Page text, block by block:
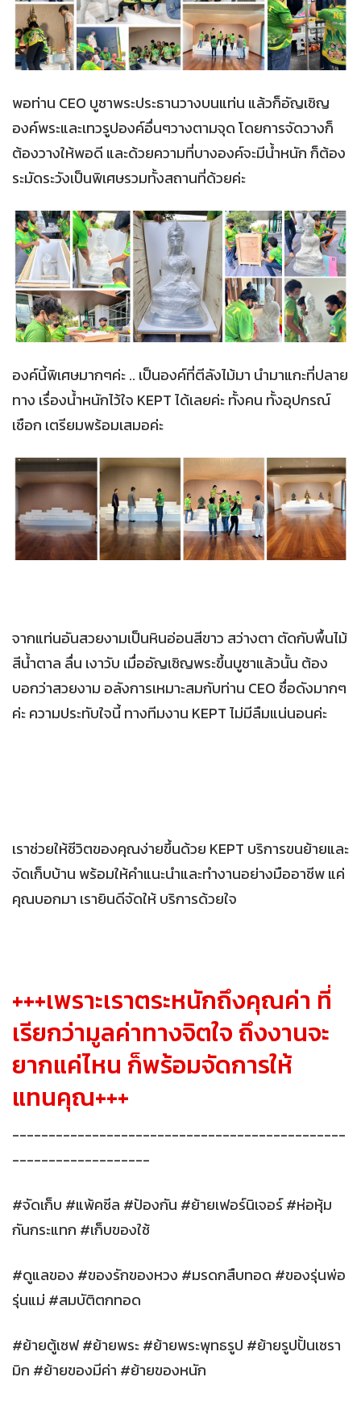
พอท่าน CEO บูชาพระประธานวางบนแท่น แล้วก็อัญเชิญ
องค์พระและเทวรูปองค์อื่นๆวางตามจุด โดยการจัดวางก็
ต้องวางให้พอดี และด้วยความที่บางองค์จะมีน้ำหนัก ก็ต้อง
ระมัดระวังเป็นพิเศษรวมทั้งสถานที่ด้วยค่ะ
องค์นี้พิเศษมากๆค่ะ .. เป็นองค์ที่ตีลังไม้มา นำมาแกะที่ปลาย
ทาง เรื่องน้ำหนักไว้ใจ KEPT ได้เลยค่ะ ทั้งคน ทั้งอุปกรณ์
เชือก เตรียมพร้อมเสมอค่ะ
จากแท่นอันสวยงามเป็นหินอ่อนสีขาว สว่างตา ตัดกับพื้นไม้
สีน้ำตาล ลื่น เงาวับ เมื่ออัญเชิญพระขึ้นบูชาแล้วนั้น ต้อง
บอกว่าสวยงาม อลังการเหมาะสมกับท่าน CEO ชื่อดังมากๆ
ค่ะ ความประทับใจนี้ ทางทีมงาน KEPT ไม่มีลืมแน่นอนค่ะ
เราช่วยให้ชีวิตของคุณง่ายขึ้นด้วย KEPT บริการขนย้ายและ
จัดเก็บบ้าน พร้อมให้คำแนะนำและทำงานอย่างมืออาชีพ แค่
คุณบอกมา เรายินดีจัดให้ บริการด้วยใจ
+++เพราะเราตระหนักถึงคุณค่า ที่
เรียกว่ามูลค่าทางจิตใจ ถึงงานจะ
ยากแค่ไหน ก็พร้อมจัดการให้
แทนคุณ+++
----------------------------------------------
-------------------
#จัดเก็บ #แพ้คซีล #ป้องกัน #ย้ายเฟอร์นิเจอร์ #ห่อหุ้ม
กันกระแทก #เก็บของใช้
#ดูแลของ #ของรักของหวง #มรดกสืบทอด #ของรุ่นพ่อ
รุ่นแม่ #สมบัติตกทอด
#ย้ายตู้เซฟ #ย้ายพระ #ย้ายพระพุทธรูป #ย้ายรูปปั้นเซรา
มิก #ย้ายของมีค่า #ย้ายของหนัก